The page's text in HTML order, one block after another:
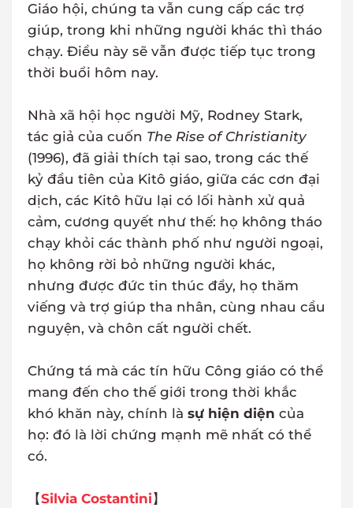
Giáo hội, chúng ta vẫn cung cấp các trợ
giúp, trong khi những người khác thì tháo
chạy. Điều này sẽ vẫn được tiếp tục trong
thời buổi hôm nay.
Nhà xã hội học người Mỹ, Rodney Stark,
tác giả của cuốn The Rise of Christianity
(1996), đã giải thích tại sao, trong các thế
kỷ đầu tiên của Kitô giáo, giữa các cơn đại
dịch, các Kitô hữu lại có lối hành xử quả
cảm, cương quyết như thế: họ không tháo
chạy khỏi các thành phố như người ngoại,
họ không rời bỏ những người khác,
nhưng được đức tin thúc đẩy, họ thăm
viếng và trợ giúp tha nhân, cùng nhau cầu
nguyện, và chôn cất người chết.
Chứng tá mà các tín hữu Công giáo có thể
mang đến cho thế giới trong thời khắc
khó khăn này, chính là sự hiện diện của
họ: đó là lời chứng mạnh mẽ nhất có thể
có.
【Silvia Costantini 】